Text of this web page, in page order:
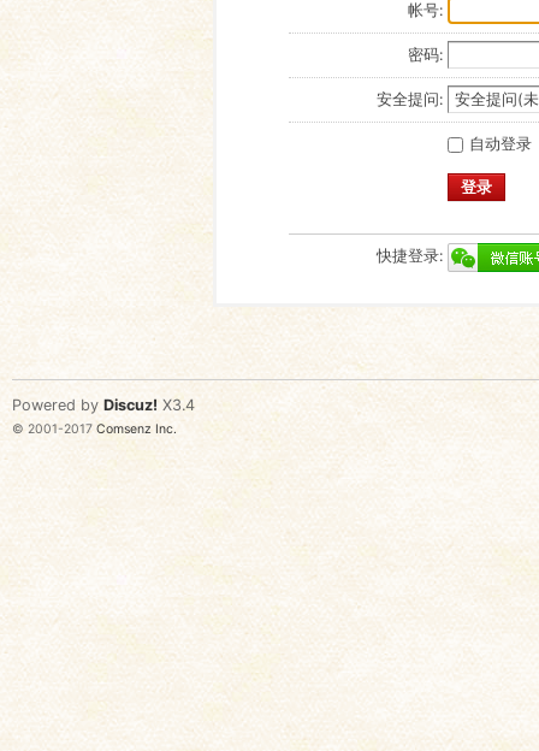
帐号:
密码:
安全提问:
自动登录
登录
快捷登录:
Powered by Discuz! X3.4
© 2001-2017 Comsenz Inc.